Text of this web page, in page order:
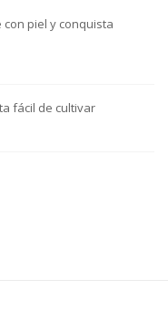
piel y conquista
fácil de cultivar